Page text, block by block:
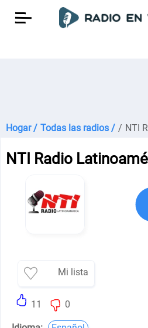
Hogar / Todas las radios / / NTI
NTI Radio
Mi lista
11 0